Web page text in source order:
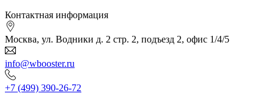
Контактная информация
Москва, ул. Водники д. 2 стр. 2, подъезд 2, офис 1/4/5
info@wbooster.ru
+7 (499) 390-26-72